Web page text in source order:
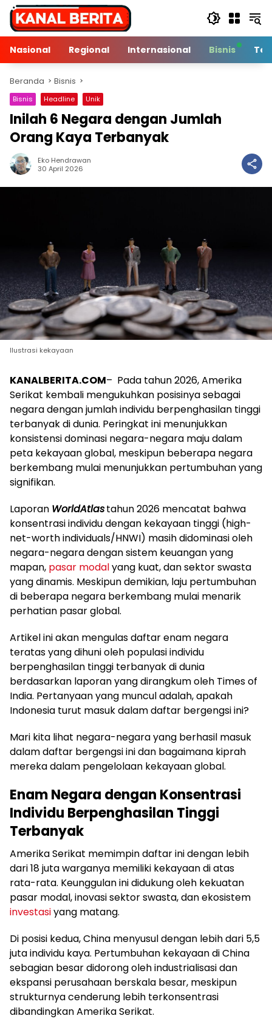
Langsung
konten
Nasional
Regional Internasional Bisnis
Beranda Bisnis
Bisnis Headline Unik
Inilah 6 Negara dengan Jumlah
Orang Kaya Terbanyak
Eko Hendrawan
30 April 2026
Ilustrasi kekayaan
KANALBERITA.COM– Pada tahun 2026, Amerika
Serikat kembali mengukuhkan posisinya sebagai
negara dengan jumlah individu berpenghasilan tinggi
terbanyak di dunia. Peringkat ini menunjukkan
konsistensi dominasi negara-negara maju dalam
peta kekayaan global, meskipun beberapa negara
berkembang mulai menunjukkan pertumbuhan yang
signifikan.
Laporan WorldAtlastahun 2026 mencatat bahwa
konsentrasi individu dengan kekayaan tinggi (high-
net-worth individuals/HNWI) masih didominasi oleh
negara-negara dengan sistem keuangan yang
mapan, pasar modalyang kuat, dan sektor swasta
yang dinamis. Meskipun demikian, laju pertumbuhan
di beberapa negara berkembang mulai menarik
perhatian pasar global.
Artikel ini akan mengulas daftar enam negara
teratas yang dihuni oleh populasi individu
berpenghasilan tinggi terbanyak di dunia
berdasarkan laporan yang dirangkum oleh Times of
India. Pertanyaan yang muncul adalah, apakah
Indonesia turut masuk dalam daftar bergengsi ini?
Mari kita lihat negara-negara yang berhasil masuk
dalam daftar bergengsi ini dan bagaimana kiprah
mereka dalam pengelolaan kekayaan global.
Enam Negara dengan Konsentrasi
Individu Berpenghasilan Tinggi
Terbanyak
Amerika Serikat memimpin daftar ini dengan lebih
dari 18 juta warganya memiliki kekayaan di atas
rata-rata. Keunggulan ini didukung oleh kekuatan
pasar modal, inovasi sektor swasta, dan ekosistem
investasiyang matang.
Di posisi kedua, China menyusul dengan lebih dari 5,5
juta individu kaya. Pertumbuhan kekayaan di China
sebagian besar didorong oleh industrialisasi dan
ekspansi perusahaan berskala besar, meskipun
strukturnya cenderung lebih terkonsentrasi
dibandingkan Amerika Serikat.